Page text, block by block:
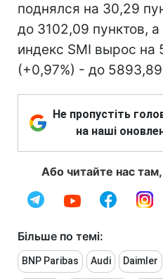
поднялся на 30,29
до 3102,09 пунктов,
индекс SMI вырос на
(+0,97%) - до 5893,89
Не пропустіть
на наші
Або читайте нас
Більше по темі:
BNP Paribas Audi Daimler